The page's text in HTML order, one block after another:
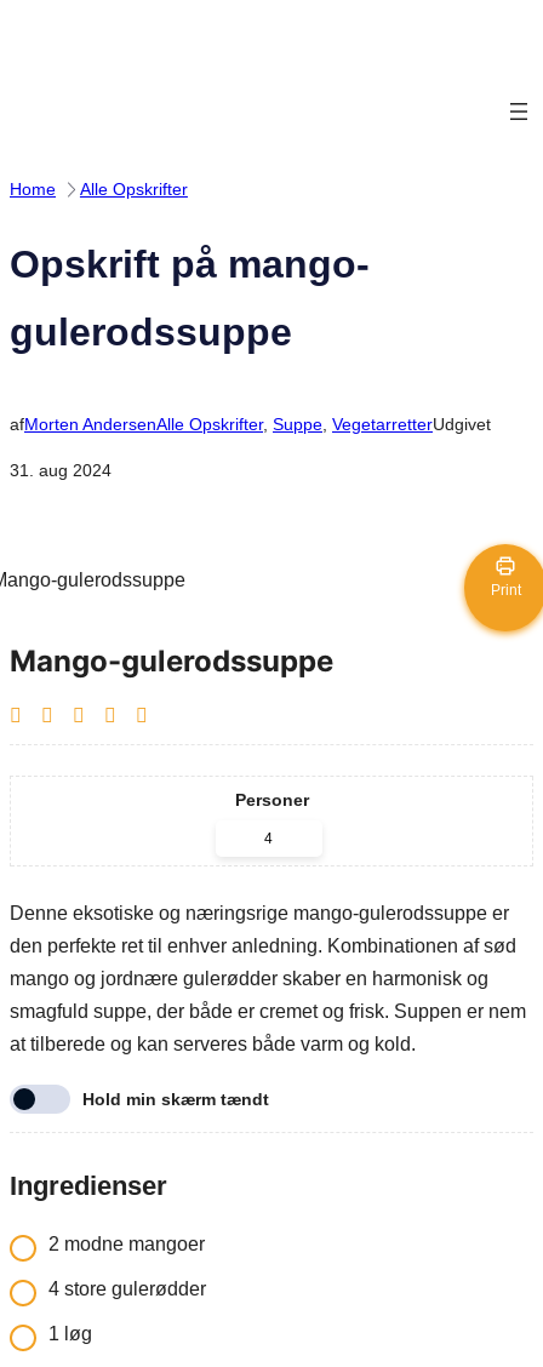
Home Alle Opskrifter
Opskrift på mango-
gulerodssuppe
afMorten AndersenAlle Opskrifter, Suppe VegetarretterUdgivet
31. aug 2024
Print
Mango-gulerodssuppe
Personer
Denne eksotiske og næringsrige mango-gulerodssuppe er
den perfekte ret til enhver anledning. Kombinationen af sød
mango og jordnære gulerødder skaber en harmonisk og
smagfuld suppe, der både er cremet og frisk. Suppen er nem
at tilberede og kan serveres både varm og kold.
Hold min skærm tændt
Ingredienser
2 modne mangoer
4 store gulerødder
1 løg